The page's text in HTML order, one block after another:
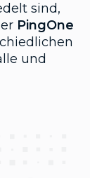
sind,
PingOne
und